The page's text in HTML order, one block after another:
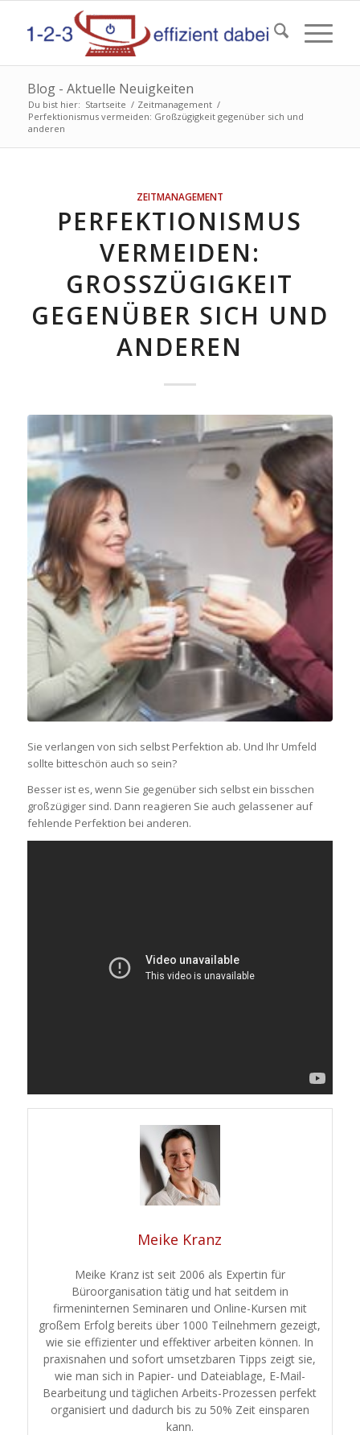
Blog - Aktuelle Neuigkeiten
Du bist hier: Startseite / Zeitmanagement /
Perfektionismus vermeiden: Großzügigkeit gegenüber sich und
anderen
ZEITMANAGEMENT
PERFEKTIONISMUS
VERMEIDEN:
GROSSZÜGIGKEIT G
EGENÜBER SICH UND A
NDEREN
Sie verlangen von sich selbst Perfektion ab. Und Ihr Umfeld
sollte bitteschön auch so sein?
Besser ist es, wenn Sie gegenüber sich selbst ein bisschen
großzügiger sind. Dann reagieren Sie auch gelassener auf
fehlende Perfektion bei anderen.
Meike Kranz
Meike Kranz ist seit 2006 als Expertin für
Büroorganisation tätig und hat seitdem in
firmeninternen Seminaren und Online-Kursen mit
großem Erfolg bereits über 1000 Teilnehmern gezeigt,
wie sie effizienter und effektiver arbeiten können. In
praxisnahen und sofort umsetzbaren Tipps zeigt sie,
wie man sich in Papier- und Dateiablage, E-Mail-
Bearbeitung und täglichen Arbeits-Prozessen perfekt
organisiert und dadurch bis zu 50% Zeit einsparen
kann.